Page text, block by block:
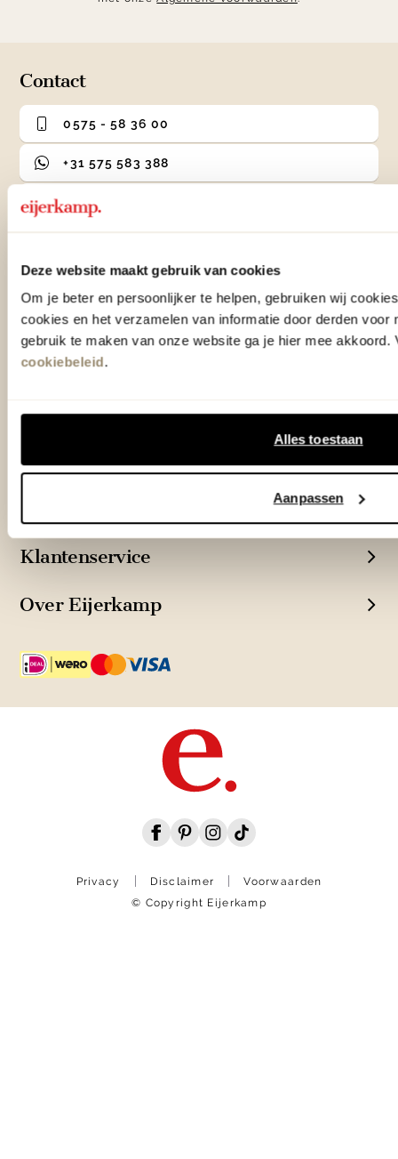
Deze website maakt gebruik van cookies
Om je beter en persoonlijker te helpen, gebruiken wij
cookies en het verzamelen van informatie door derden voor
gebruik te maken van onze website ga je hier mee akkoord.
cookiebeleid.
Alles toestaan
Aanpassen
Contact
0575 - 58 36 00
+31 575 583 388
info@eijerkamp.nl
Winkels
Woonwinkel Zutphen
Adres & Openingstijden
Woonwinkel Veenendaal
Adres & Openingstijden
Klantenservice
Over Eijerkamp
Privacy Disclaimer
Voorwaarden
© Copyright Eijerkamp